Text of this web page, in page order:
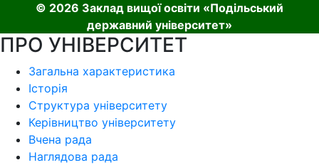
© 2026 Заклад вищої освіти «Подільський
державний університет»
ПРО УНІВЕРСИТЕТ
Загальна характеристика
Історія
Структура університету
Керівництво університету
Вчена рада
Наглядова рада